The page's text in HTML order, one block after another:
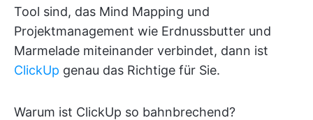
Tool sind, das Mind Mapping und
Projektmanagement wie Erdnussbutter und
Marmelade miteinander verbindet, dann ist
ClickUp genau das Richtige für Sie.
Warum ist ClickUp so bahnbrechend?